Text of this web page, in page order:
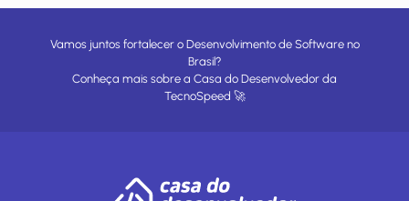
Vamos juntos fortalecer o Desenvolvimento de Software no
Brasil?
Conheça mais sobre a Casa do Desenvolvedor da
TecnoSpeed 🚀